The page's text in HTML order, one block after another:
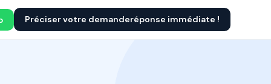
Préciser votre demanderéponse immédiate !